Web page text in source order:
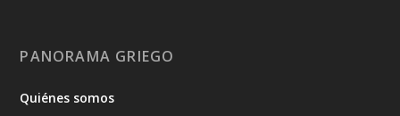
PANORAMA GRIEGO
Quiénes somos